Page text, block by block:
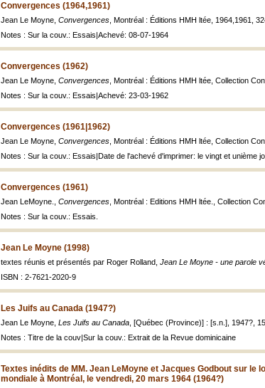
Convergences (1964,1961)
Jean Le Moyne, Convergences , Montréal : Éditions HMH ltée, 1964,1961,
Notes : Sur la couv.: Essais|Achevé: 08-07-1964
Convergences (1962)
Jean Le Moyne, Convergences , Montréal : Éditions HMH ltée, Collection
Notes : Sur la couv.: Essais|Achevé: 23-03-1962
Convergences (1961|1962)
Jean Le Moyne, Convergences , Montréal : Éditions HMH ltée, Collection
Notes : Sur la couv.: Essais|Date de l'achevé d'imprimer: le vingt et unième
Convergences (1961)
Jean LeMoyne., Convergences , Montréal : Editions HMH ltée., Collection
Notes : Sur la couv.: Essais.
Jean Le Moyne (1998)
textes réunis et présentés par Roger Rolland, Jean Le Moyne - une parole
ISBN : 2-7621-2020-9
Les Juifs au Canada (1947?)
Jean Le Moyne, Les Juifs au Canada , [Québec (Province)] : [s.n.], 1947?,
Notes : Titre de la couv|Sur la couv.: Extrait de la Revue dominicaine
Textes inédits de MM. Jean LeMoyne et Jacques Godbout sur
mondiale à Montréal, le vendredi, 20 mars 1964 (1964?)